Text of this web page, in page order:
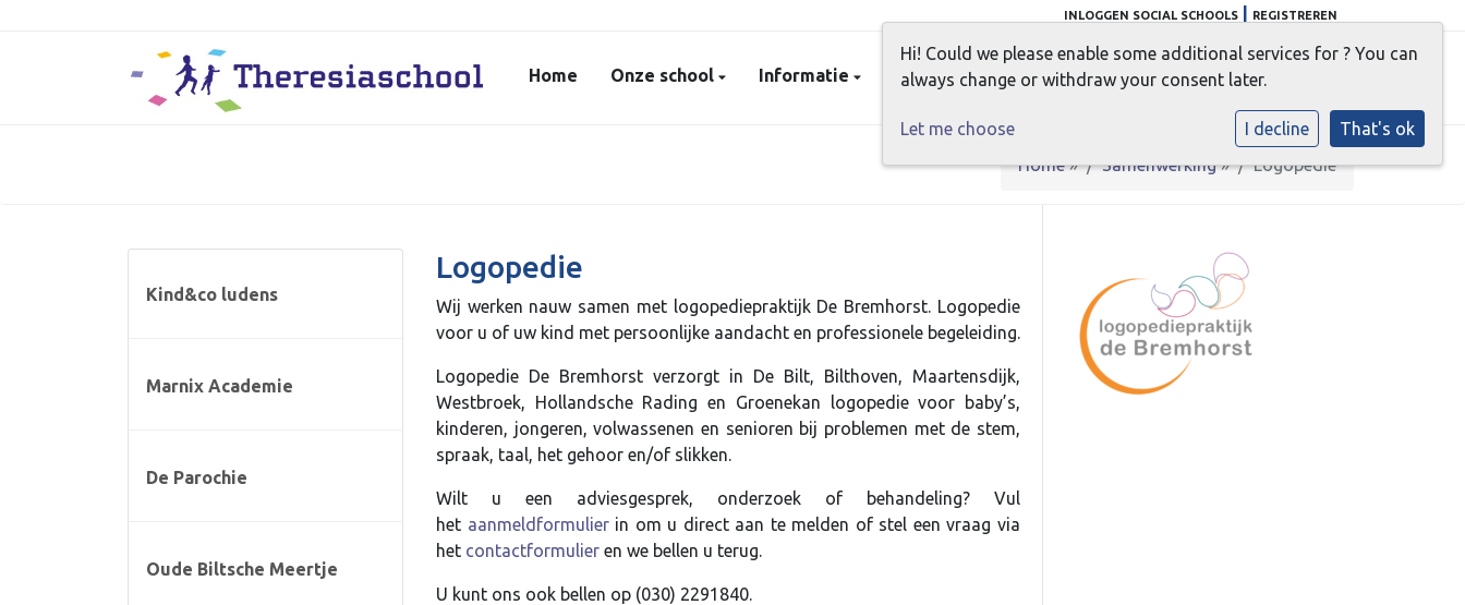
INLOGGEN SOCIAL SCHOOLS REGISTREREN
Home Onze school Informatie Aanmelden Samenwerking Nieuwsbrieven
Home» Samenwerking» Logopedie
Kind&co ludens
Marnix Academie
De Parochie
Oude Biltsche Meertje
Logopedie
Wij werken nauw samen met logopediepraktijk De Bremhorst. Logopedie
voor u of uw kind met persoonlijke aandacht en professionele begeleiding.
Logopedie De Bremhorst verzorgt in De Bilt, Bilthoven, Maartensdijk,
Westbroek, Hollandsche Rading en Groenekan logopedie voor baby’s,
kinderen, jongeren, volwassenen en senioren bij problemen met de stem,
spraak, taal, het gehoor en/of slikken.
Wilt u een adviesgesprek, onderzoek of behandeling? Vul
het aanmeldformulierin om u direct aan te melden of stel een vraag via
het contactformulieren we bellen u terug.
U kunt ons ook bellen op (030) 2291840.
Hi! Could we please enable some additional services for ? You can
always change or withdraw your consent later.
Let me choose I decline That's ok